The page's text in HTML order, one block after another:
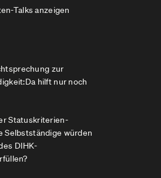
Talks anzeigen
zur
hilft nur noch
Statuskriterien-
Selbstständige würden
DIHK-